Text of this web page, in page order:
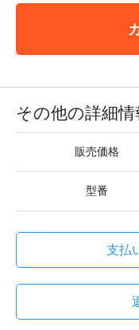
その他の詳細情
販売価格
型番
支払